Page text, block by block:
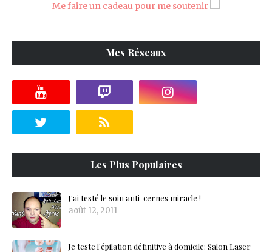
Me faire un cadeau pour me soutenir
Mes Réseaux
Les Plus Populaires
J'ai testé le soin anti-cernes miracle !
août 12, 2011
Je teste l'épilation définitive à domicile: Salon Laser